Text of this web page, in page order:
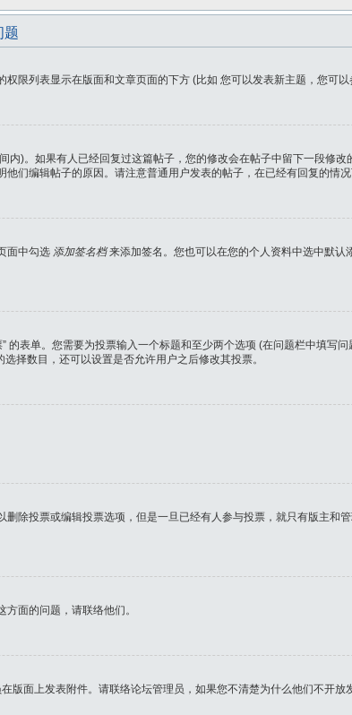
题
限列表显示在版面和文章页面的下方 (比如 您可以发表新主题，您可以
)。如果有人已经回复过这篇帖子，您的修改会在帖子中留下一段修
们编辑帖子的原因。请注意普通用户发表的帖子，在已经有回复的情况
面中勾选 添加签名档来添加签名。您也可以在您的个人资料中选中默认
表单。您需要为投票输入一个标题和至少两个选项 (在问题栏中填写问
择数目，还可以设置是否允许用户之后修改其投票。
除投票或编辑投票选项，但是一旦已经有人参与投票，就只有版主和
面的问题，请联络他们。
面上发表附件。请联络论坛管理员，如果您不清楚为什么他们不开放